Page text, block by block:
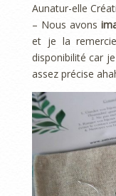
Aunatur-elle
– Nous avons
et je la
disponibilité car
assez précise